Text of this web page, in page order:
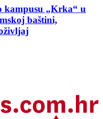
kampusu „Krka“ u
baštini,